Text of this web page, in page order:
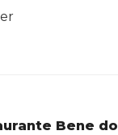
Bene do